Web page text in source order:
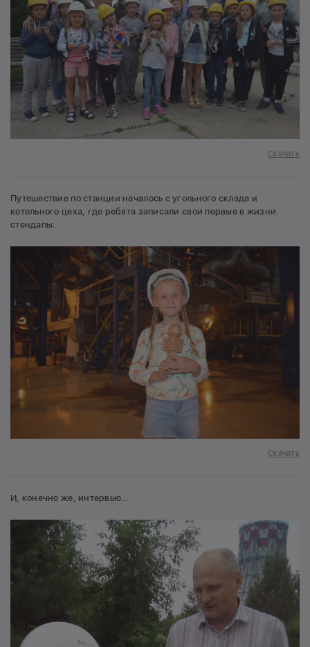
Скачать
Путешествие по станции началось с угольного склада и
котельного цеха, где ребята записали свои первые в жизни
стендапы.
Скачать
И, конечно же, интервью…